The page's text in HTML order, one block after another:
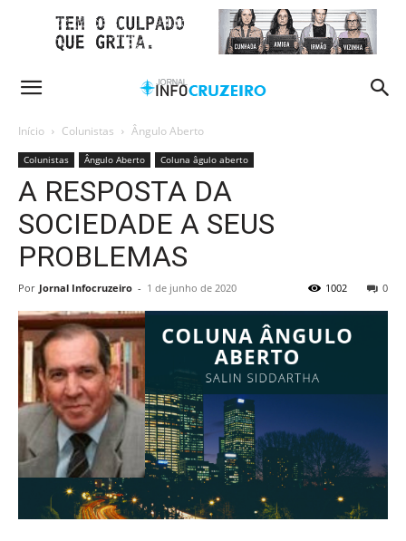
Início Colunistas Ângulo Aberto
Colunistas Ângulo Aberto Coluna âgulo aberto
A RESPOSTA DA
SOCIEDADE A SEUS
PROBLEMAS
Por Jornal Infocruzeiro - 1 de junho de 2020 0
1002